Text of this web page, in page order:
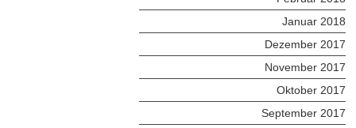
Januar 2018
Dezember 2017
November 2017
Oktober 2017
September 2017